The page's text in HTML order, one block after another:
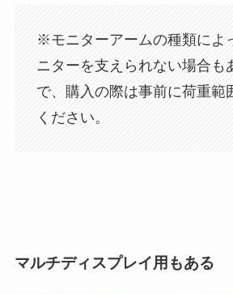
※モニターアームの種類によ
ニターを支えられない場合も
で、購入の際は事前に荷重範
ください。
マルチディスプレイ用もある